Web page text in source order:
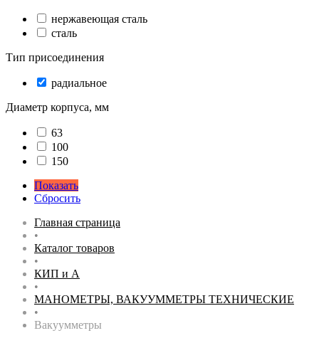
нержавеющая сталь
сталь
Тип присоединения
радиальное
Диаметр корпуса, мм
63
100
150
Показать
Сбросить
Главная страница
•
Каталог товаров
•
КИП и А
•
МАНОМЕТРЫ, ВАКУУММЕТРЫ ТЕХНИЧЕСКИЕ
•
Вакуумметры